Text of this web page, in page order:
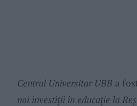
Centrul Universitar UBB a
noi investiții în educație la